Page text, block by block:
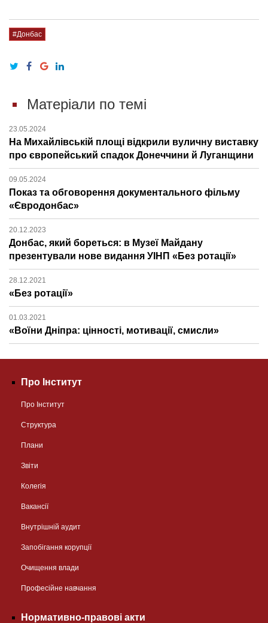
#Донбас
Матеріали по темі
23.05.2024
На Михайлівській площі відкрили вуличну виставку
про європейський спадок Донеччини й Луганщини
09.05.2024
Показ та обговорення документального фільму
«Євродонбас»
20.12.2023
Донбас, який бореться: в Музеї Майдану
презентували нове видання УІНП «Без ротації»
28.12.2021
«Без ротації»
01.03.2021
«Воїни Дніпра: цінності, мотивації, смисли»
Про Інститут
Про Інститут
Структура
Плани
Звіти
Колегія
Вакансії
Внутрішній аудит
Запобігання корупції
Очищення влади
Професійне навчання
Нормативно-правові акти